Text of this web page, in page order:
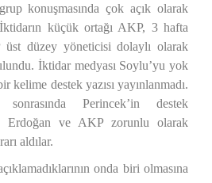
konuşmasında çok açık olarak
küçük ortağı AKP, 3 hafta
üst düzey yöneticisi dolaylı olarak
İktidar medyası Soylu’yu yok
kelime destek yazısı yayınlanmadı.
Perincek’in destek
Erdoğan ve AKP zorunlu olarak
aldılar.
onda biri olmasına